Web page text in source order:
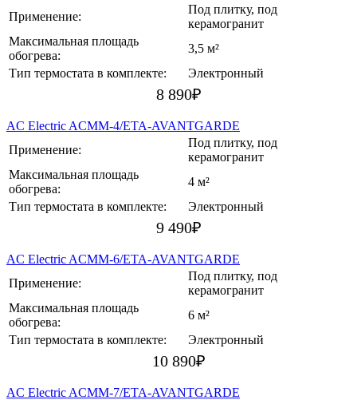
Применение:
Под плитку, под
керамогранит
Максимальная площадь
обогрева:
3,5 м²
Тип термостата в комплекте:
Электронный
8 890₽
AC Electric ACMM-4/ETA-AVANTGARDE
Применение:
Под плитку, под
керамогранит
Максимальная площадь
обогрева:
4 м²
Тип термостата в комплекте:
Электронный
9 490₽
AC Electric ACMM-6/ETA-AVANTGARDE
Применение:
Под плитку, под
керамогранит
Максимальная площадь
обогрева:
6 м²
Тип термостата в комплекте:
Электронный
10 890₽
AC Electric ACMM-7/ETA-AVANTGARDE